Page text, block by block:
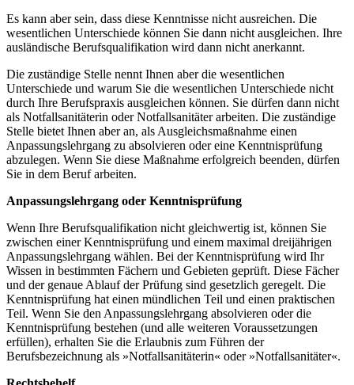
Es kann aber sein, dass diese Kenntnisse nicht ausreichen. Die
wesentlichen Unterschiede können Sie dann nicht ausgleichen. Ihre
ausländische Berufsqualifikation wird dann nicht anerkannt.
Die zuständige Stelle nennt Ihnen aber die wesentlichen
Unterschiede und warum Sie die wesentlichen Unterschiede nicht
durch Ihre Berufspraxis ausgleichen können. Sie dürfen dann nicht
als Notfallsanitäterin oder Notfallsanitäter arbeiten. Die zuständige
Stelle bietet Ihnen aber an, als Ausgleichsmaßnahme einen
Anpassungslehrgang zu absolvieren oder eine Kenntnisprüfung
abzulegen. Wenn Sie diese Maßnahme erfolgreich beenden, dürfen
Sie in dem Beruf arbeiten.
Anpassungslehrgang oder Kenntnisprüfung
Wenn Ihre Berufsqualifikation nicht gleichwertig ist, können Sie
zwischen einer Kenntnisprüfung und einem maximal dreijährigen
Anpassungslehrgang wählen. Bei der Kenntnisprüfung wird Ihr
Wissen in bestimmten Fächern und Gebieten geprüft. Diese Fächer
und der genaue Ablauf der Prüfung sind gesetzlich geregelt. Die
Kenntnisprüfung hat einen mündlichen Teil und einen praktischen
Teil. Wenn Sie den Anpassungslehrgang absolvieren oder die
Kenntnisprüfung bestehen (und alle weiteren Voraussetzungen
erfüllen), erhalten Sie die Erlaubnis zum Führen der
Berufsbezeichnung als »Notfallsanitäterin« oder »Notfallsanitäter«.